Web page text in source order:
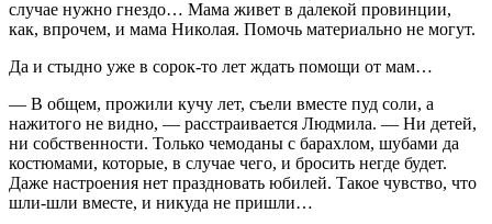
случае нужно гнездо… Мама живет в далекой провинции,
как, впрочем, и мама Николая. Помочь материально не могут.
Да и стыдно уже в сорок-то лет ждать помощи от мам…
— В общем, прожили кучу лет, съели вместе пуд соли, а
нажитого не видно, — расстраивается Людмила. — Ни детей,
ни собственности. Только чемоданы с барахлом, шубами да
костюмами, которые, в случае чего, и бросить негде будет.
Даже настроения нет праздновать юбилей. Такое чувство, что
шли-шли вместе, и никуда не пришли…